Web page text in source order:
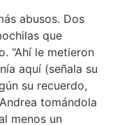
abusos. Dos
que
“Ahí le metieron
aquí (señala su
su recuerdo,
tomándola
menos un